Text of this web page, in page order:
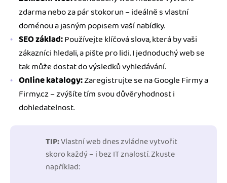
zdarma nebo za pár stokorun – ideálně s vlastní
doménou a jasným popisem vaší nabídky.
SEO základ:Používejte klíčová slova, která by vaši
zákazníci hledali, a pište pro lidi. I jednoduchý web se
tak může dostat do výsledků vyhledávání.
Online katalogy:Zaregistrujte se na Google Firmy a
Firmy.cz – zvýšíte tím svou důvěryhodnost i
dohledatelnost.
TIP:Vlastní web dnes zvládne vytvořit
skoro každý – i bez IT znalostí. Zkuste
například: